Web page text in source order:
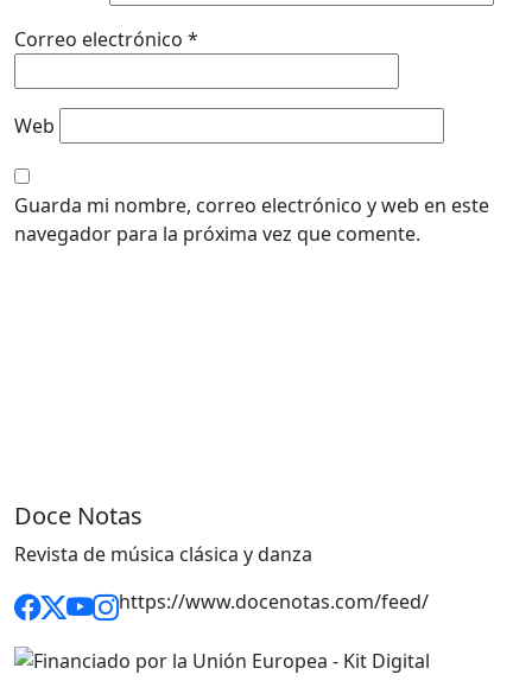
Correo electrónico *
Web
Guarda mi nombre, correo electrónico y web en este
navegador para la próxima vez que comente.
Doce Notas
Revista de música clásica y danza
https://www.docenotas.com/feed/